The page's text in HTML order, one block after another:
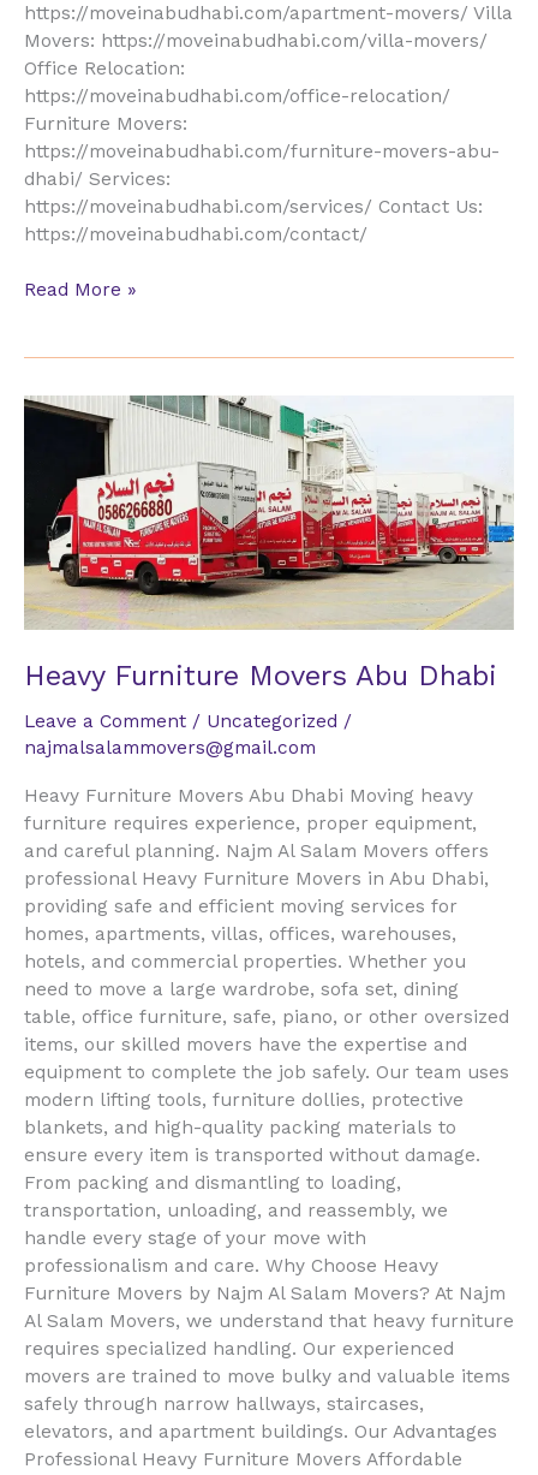
https://moveinabudhabi.com/apartment-movers/ Villa
Movers: https://moveinabudhabi.com/villa-movers/
Office Relocation:
https://moveinabudhabi.com/office-relocation/
Furniture Movers:
https://moveinabudhabi.com/furniture-movers-abu-
dhabi/ Services:
https://moveinabudhabi.com/services/ Contact Us:
https://moveinabudhabi.com/contact/
Read More »
Heavy Furniture Movers Abu Dhabi
Leave a Comment / Uncategorized /
najmalsalammovers@gmail.com
Heavy Furniture Movers Abu Dhabi Moving heavy
furniture requires experience, proper equipment,
and careful planning. Najm Al Salam Movers offers
professional Heavy Furniture Movers in Abu Dhabi,
providing safe and efficient moving services for
homes, apartments, villas, offices, warehouses,
hotels, and commercial properties. Whether you
need to move a large wardrobe, sofa set, dining
table, office furniture, safe, piano, or other oversized
items, our skilled movers have the expertise and
equipment to complete the job safely. Our team uses
modern lifting tools, furniture dollies, protective
blankets, and high-quality packing materials to
ensure every item is transported without damage.
From packing and dismantling to loading,
transportation, unloading, and reassembly, we
handle every stage of your move with
professionalism and care. Why Choose Heavy
Furniture Movers by Najm Al Salam Movers? At Najm
Al Salam Movers, we understand that heavy furniture
requires specialized handling. Our experienced
movers are trained to move bulky and valuable items
safely through narrow hallways, staircases,
elevators, and apartment buildings. Our Advantages
Professional Heavy Furniture Movers Affordable
Heavy
Furniture
Dhabi